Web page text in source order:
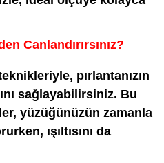
Canlandırırsınız?
pırlantanızın
sağlayabilirsiniz. Bu
yüzüğünüzün zamanla
ışıltısını da